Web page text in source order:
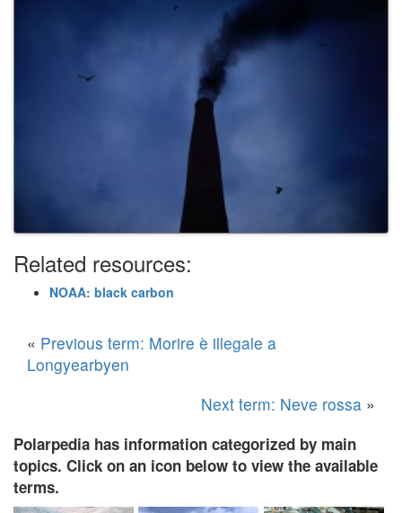
Related resources:
NOAA: black carbon
« Previous term: Morire è illegale a
Longyearbyen
Next term: Neve rossa »
Polarpedia has information categorized by main
topics. Click on an icon below to view the available
terms.